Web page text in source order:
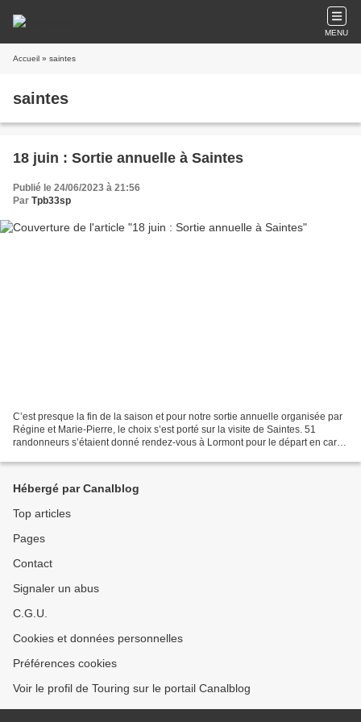
MENU
Accueil » saintes
saintes
18 juin : Sortie annuelle à Saintes
Publié le 24/06/2023 à 21:56
Par Tpb33sp
C’est presque la fin de la saison et pour notre sortie annuelle organisée par
Régine et Marie-Pierre, le choix s’est porté sur la visite de Saintes. 51
randonneurs s’étaient donné rendez-vous à Lormont pour le départ en car et
Hébergé par Canalblog
Top articles
Pages
Contact
Signaler un abus
C.G.U.
Cookies et données personnelles
Préférences cookies
Voir le profil de Touring sur le portail Canalblog